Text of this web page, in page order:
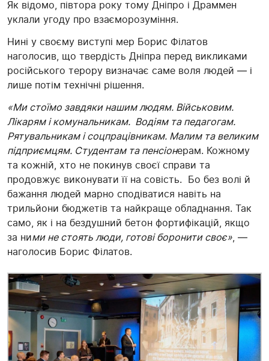
Як відомо, півтора року тому Дніпро і Драммен
уклали угоду про взаєморозуміння.
Нині у своєму виступі мер Борис Філатов
наголосив, що твердість Дніпра перед викликами
російського терору визначає саме воля людей — і
лише потім технічні рішення.
«Ми стоїмо завдяки нашим людям. Військовим.
Лікарям і комунальникам. Водіям та педагогам.
Рятувальникам і соцпрацівникам. Малим та великим
підприємцям. Студентам та пенсіонерам. Кожному
та кожній, хто не покинув своєї справи та
продовжує виконувати її на совість. Бо без волі й
бажання людей марно сподіватися навіть на
трильйони бюджетів та найкраще обладнання. Так
само, як і на бездушний бетон фортифікацій, якщо
за ними не стоять люди, готові боронити своє», —
наголосив Борис Філатов.